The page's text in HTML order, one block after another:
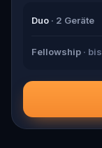
Duo · 2 Geräte
Fellowship ·